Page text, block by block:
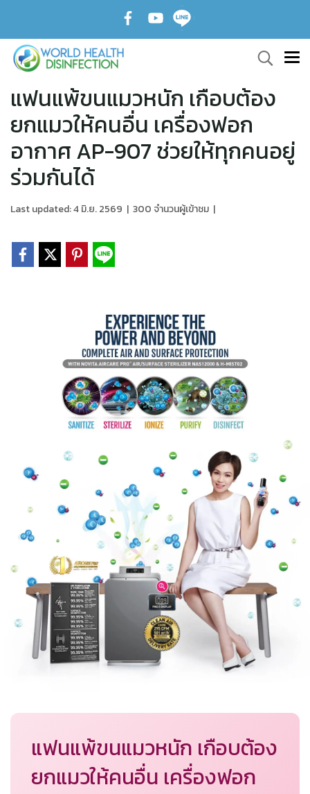
แฟนแพ้ขนแมวหนัก เกือบต้อง
ยกแมวให้คนอื่น เครื่องฟอก
อากาศ AP-907 ช่วยให้ทุกคนอยู่
ร่วมกันได้
Last updated: 4 มิ.ย. 2569 | 300 จำนวนผู้เข้าชม |
แฟนแพ้ขนแมวหนัก เกือบต้อง
ยกแมวให้คนอื่น เครื่องฟอก